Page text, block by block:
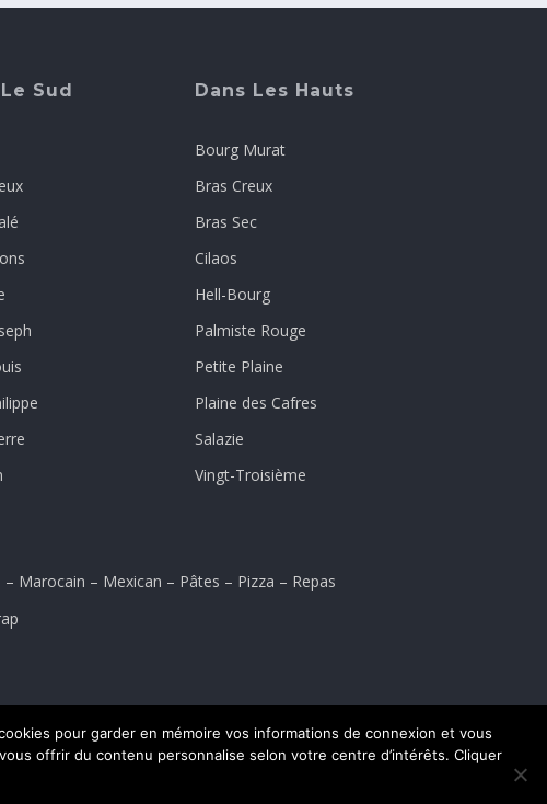
Sud Dans Les Hauts
Bourg Murat
Bras Creux
Bras Sec
Cilaos
Hell-Bourg
Palmiste Rouge
Petite Plaine
Plaine des Cafres
Salazie
Vingt-Troisième
– Marocain – Mexican – Pâtes – Pizza – Repas
pour garder en mémoire vos informations de connexion et vous
offrir du contenu personnalise selon votre centre d’intérêts. Cliquer